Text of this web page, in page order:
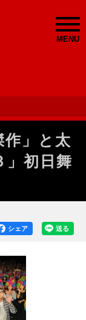
MENU
作」と太
初日舞
送る
シェア